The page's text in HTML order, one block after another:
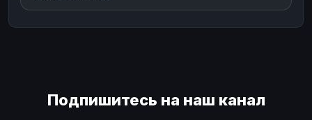
Подпишитесь на наш канал